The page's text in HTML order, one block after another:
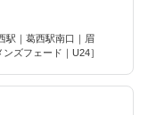
駅｜葛西駅南口｜眉
ズフェード｜U24］